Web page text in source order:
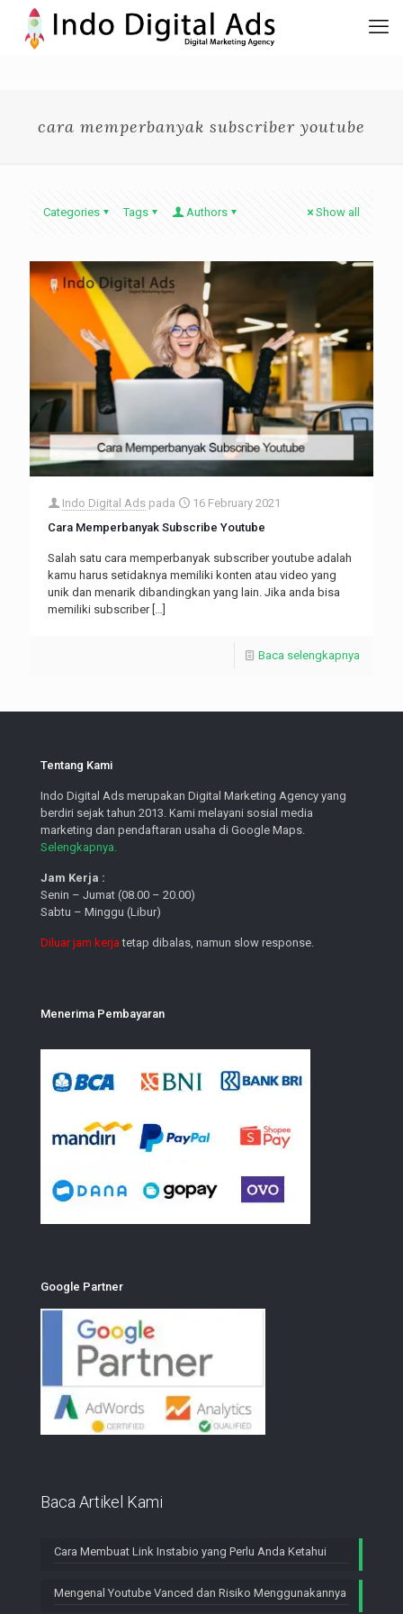
cara memperbanyak subscriber youtube
Categories Tags Authors Show all
Indo Digital Ads pada
16 February 2021
Cara Memperbanyak Subscribe Youtube
Salah satu cara memperbanyak subscriber youtube adalah
kamu harus setidaknya memiliki konten atau video yang
unik dan menarik dibandingkan yang lain. Jika anda bisa
memiliki subscriber[…]
Baca selengkapnya
Tentang Kami
Indo Digital Ads merupakan Digital Marketing Agency yang
berdiri sejak tahun 2013. Kami melayani sosial media
marketing dan pendaftaran usaha di Google Maps.
Selengkapnya.
Jam Kerja :
Senin – Jumat (08.00 – 20.00)
Sabtu – Minggu (Libur)
Diluar jam kerja tetap dibalas, namun slow response.
Menerima Pembayaran
Google Partner
Baca Artikel Kami
Cara Membuat Link Instabio yang Perlu Anda Ketahui
Mengenal Youtube Vanced dan Risiko Menggunakannya